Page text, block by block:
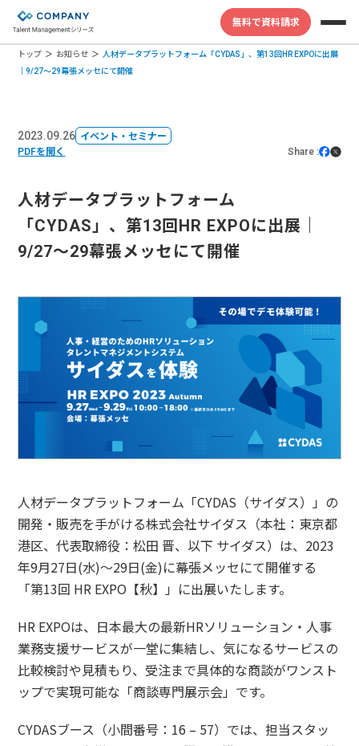
無料で資料請求
トップ お知らせ
人材データプラットフォーム「CYDAS」、第13回HR EXPOに出展
｜9/27〜29幕張メッセにて開催
2023.09.26 イベント・セミナー
PDFを開く
Share :
人材データプラットフォーム
「CYDAS」、第13回HR EXPOに出展｜
9/27〜29幕張メッセにて開催
人材データプラットフォーム「CYDAS（サイダス）」の
開発・販売を手がける株式会社サイダス（本社：東京都
港区、代表取締役：松田 晋、以下 サイダス）は、2023
年9月27日(水)〜29日(金)に幕張メッセにて開催する
「第13回 HR EXPO【秋】」に出展いたします。
HR EXPOは、日本最大の最新HRソリューション・人事
業務支援サービスが一堂に集結し、気になるサービスの
比較検討や見積もり、受注まで具体的な商談がワンスト
ップで実現可能な「商談専門展示会」です。
CYDASブース（小間番号：16 – 57）では、担当スタッ